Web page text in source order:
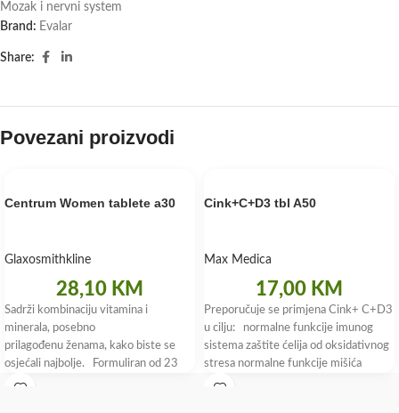
Mozak i nervni system
Brand: Evalar
Share:
Povezani proizvodi
Centrum Women tablete a30
Glaxosmithkline
28,10 KM
Sadrži kombinaciju vitamina i
minerala, posebno
prilagođenu ženama, kako biste se
osjećali najbolje. Formuliran od 23
ključna mikronutrijenta koji pomažu
Cink+C+D3 tbl A50
Max Medica
17,00 KM
Preporučuje se primjena Cink+ C+D3
u cilju: normalne funkcije imunog
sistema zaštite ćelija od oksidativnog
stresa normalne funkcije mišića